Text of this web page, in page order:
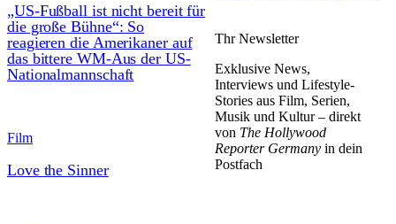
„US-Fußball ist nicht bereit für
die große Bühne“: So
reagieren die Amerikaner auf
das bittere WM-Aus der US-
Nationalmannschaft
Film
Love the Sinner
Thr Newsletter
Exklusive News,
Interviews und Lifestyle-
Stories aus Film, Serien,
Musik und Kultur – direkt
von The Hollywood
Reporter Germany in dein
Postfach